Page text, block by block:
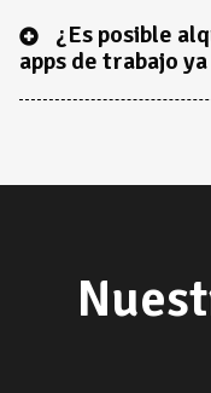
¿Es posible
apps de trabajo